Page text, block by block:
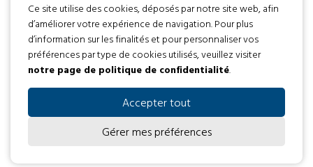
Développement web par
Tous droits réservés 2016 © L’envol
Politique de confidentialité
Ce site utilise des cookies, déposés par notre site web, afin
d’améliorer votre expérience de navigation. Pour plus
d’information sur les finalités et pour personnaliser vos
préférences par type de cookies utilisés, veuillez visiter
notre page de politique de confidentialité.
Accepter tout
Gérer mes préférences